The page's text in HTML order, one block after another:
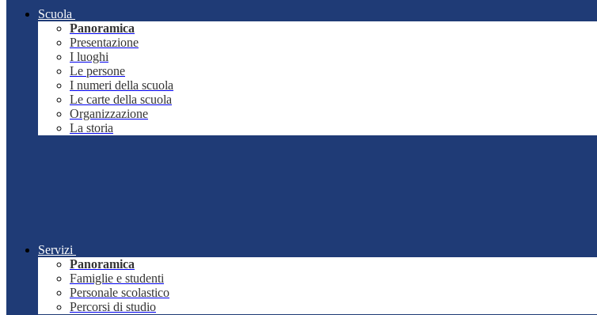
Scuola
Panoramica
Presentazione
I luoghi
Le persone
I numeri della scuola
Le carte della scuola
Organizzazione
La storia
Servizi
Panoramica
Famiglie e studenti
Personale scolastico
Percorsi di studio